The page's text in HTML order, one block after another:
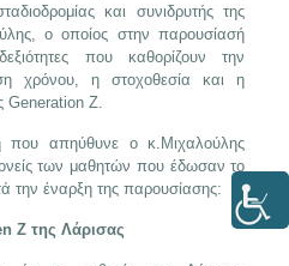
και συνιδρυτής της
ο οποίος στην παρουσίασή
που καθορίζουν την
χρόνου, η στοχοθεσία και η
Generation Z.
που απηύθυνε ο κ.Μιχαλούλης
των μαθητών που έδωσαν το
την έναρξη της παρουσίασης:
Z της Λάρισας